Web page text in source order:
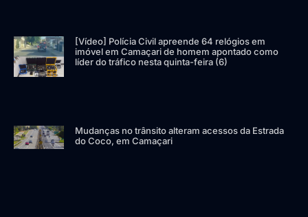
[Vídeo] Polícia Civil apreende 64 relógios em
imóvel em Camaçari de homem apontado como
líder do tráfico nesta quinta-feira (6)
Mudanças no trânsito alteram acessos da Estrada
do Coco, em Camaçari